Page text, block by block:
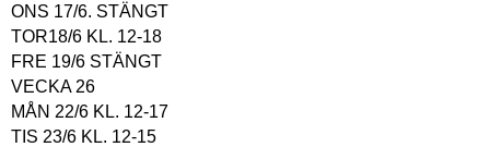
ONS 17/6. STÄNGT
TOR18/6 KL. 12-18
FRE 19/6 STÄNGT
VECKA 26
MÅN 22/6 KL. 12-17
TIS 23/6 KL. 12-15